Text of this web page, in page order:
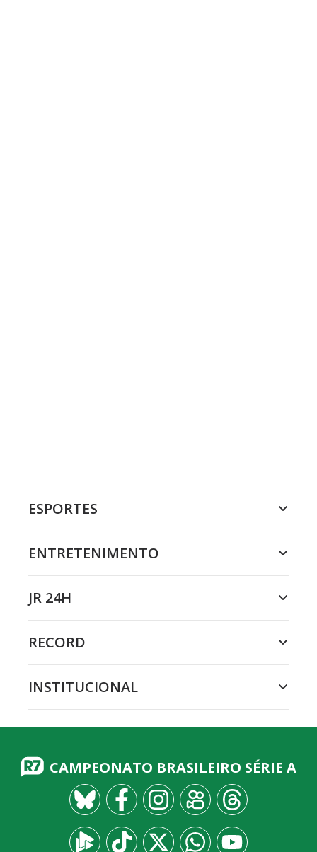
ESPORTES
ENTRETENIMENTO
JR 24H
RECORD
INSTITUCIONAL
CAMPEONATO BRASILEIRO SÉRIE A